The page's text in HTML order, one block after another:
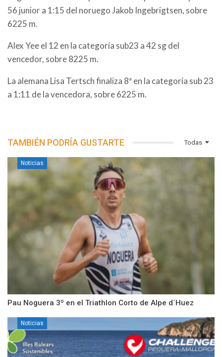
56 junior a 1:15 del noruego Jakob Ingebrigtsen, sobre
6225 m.
Alex Yee el 12 en la categoría sub23 a 42 sg del
vencedor, sobre 8225 m.
La alemana Lisa Tertsch finaliza 8ª en la categoría sub 23
a 1:11 de la vencedora, sobre 6225 m.
Todas
TAMBIÉN PODRÍA GUSTARTE
Noticias
Pau Noguera 3º en el Triathlon Corto de Alpe d´Huez
Noticias